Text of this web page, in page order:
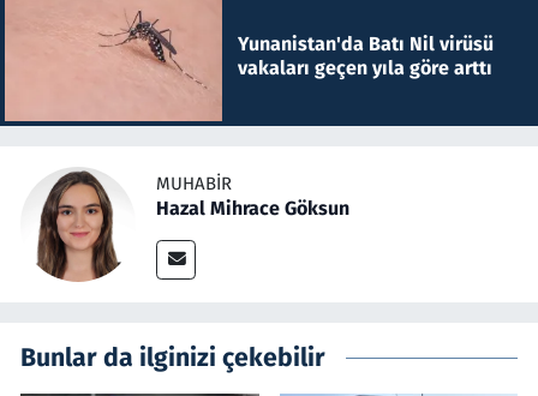
Yunanistan'da Batı Nil virüsü
vakaları geçen yıla göre arttı
MUHABIR
Hazal Mihrace Göksun
Bunlar da ilginizi çekebilir